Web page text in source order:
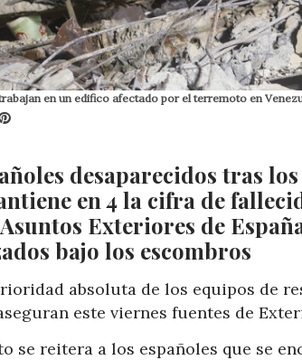
en un edifico afectado por el terremoto en
Pinterest
desaparecidos tras
en 4 la cifra de
Exteriores de
bajo los escombros
absoluta de los equipos de
este viernes fuentes de
se reitera a los españoles que se